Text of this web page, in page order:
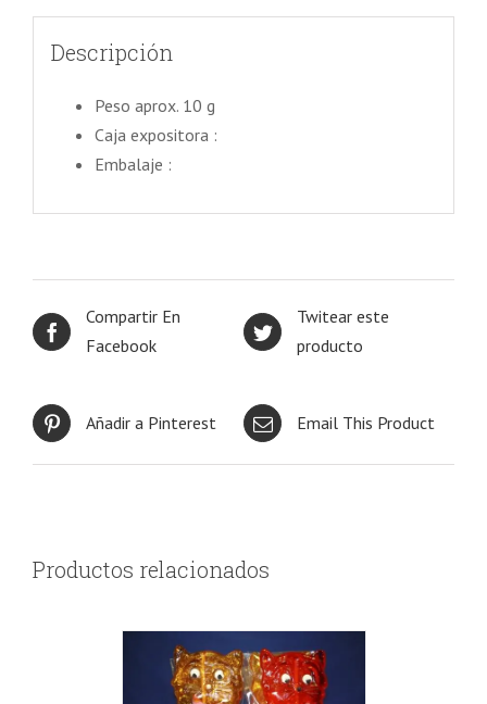
Descripción
Peso aprox. 10 g
Caja expositora :
Embalaje :
Compartir En
Facebook
Twitear este
producto
Añadir a Pinterest Email This Product
Productos relacionados